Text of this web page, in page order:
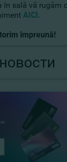
în sală vă rugăm
AICI.
împreună!